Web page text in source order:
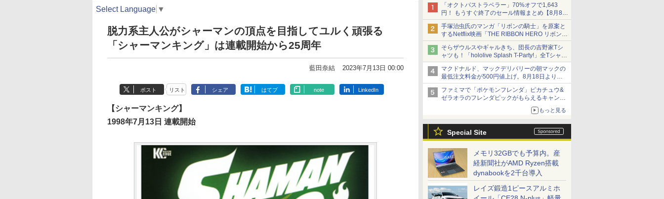
「オクトパストラベラー」70%オフで1,643
円！ もうすぐ終了のセール情報まとめ【8月8日
更新】
ニンテンドーeショップでは「大神 絶景版」が
67%オフで990円
手塚治虫氏のマンガ「リボンの騎士」を原案と
するNetflix映画「THE RIBBON HERO リボンヒ
ーロー」本日配信開始
そらザウルスやギャルきち、団長の吉野家Tシ
ャツも！「hololive Splash T-Party!」全Tシャツ
ラインナップ公開＆オンライン販売開始
マクドナルド、マックデリバリーの朝マックの
最低注文料金が500円値上げ。8月18日より
1,500円から受付
ファミマで「ポケモンフレンダ」ピカチュウ&
ゼラオラのフレンダピックがもらえるキャンペ
もっと見る
Special Site
メモリ32GBでも予算内。産
経新聞社がAMD Ryzen搭載
dynabookを2千台導入
レイズ鍛造1ピースアルミホ
Select Language ▼
脱力系主人公がシャーマンの頂点を目指してユルく頑張る
「シャーマンキング」は連載開始から25周年
藍田奈結 2023年7月13日 00:00
ポスト リスト シェア はてブ note LinkedIn
【シャーマンキング】
1998年7月13日 連載開始